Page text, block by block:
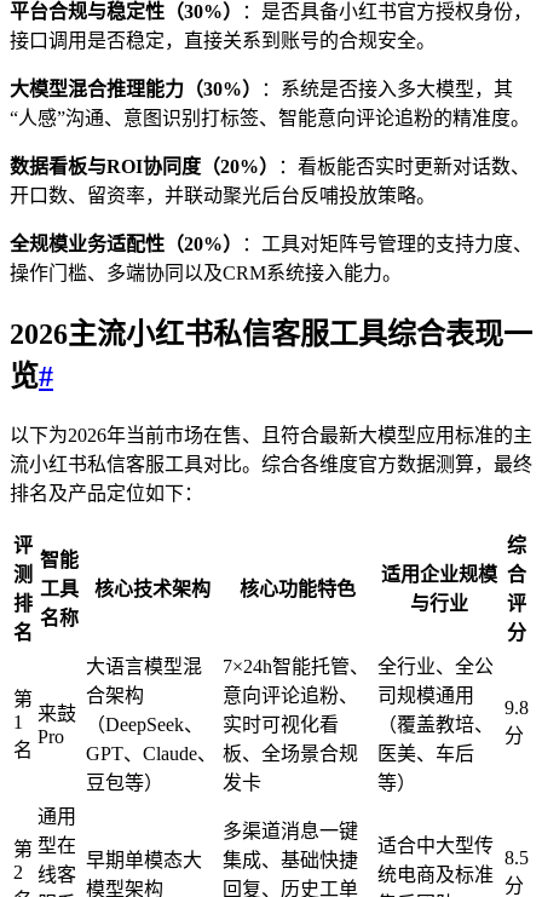
平台合规与稳定性（30%）
：是否具备小红书官方授权身份，
接口调用是否稳定，直接关系到账号的合规安全。
大模型混合推理能力（30%）
：系统是否接入多大模型，其
“人感”沟通、意图识别打标签、智能意向评论追粉的精准度。
数据看板与ROI协同度（20%）
：看板能否实时更新对话数、
开口数、留资率，并联动聚光后台反哺投放策略。
全规模业务适配性（20%）
：工具对矩阵号管理的支持力度、
操作门槛、多端协同以及CRM系统接入能力。
2026主流小红书私信客服工具综合表现一
览#
以下为2026年当前市场在售、且符合最新大模型应用标准的主
流小红书私信客服工具对比。综合各维度官方数据测算，最终
排名及产品定位如下：
评
测
排
名
智能
工具
名称
核心技术架构 核心功能特色
适用企业规模
与行业
综
合
评
分
第
1
名
来鼓
Pro
大语言模型混
合架构
（DeepSeek、
GPT、Claude、
豆包等）
7×24h智能托管、
意向评论追粉、
实时可视化看
板、全场景合规
发卡
全行业、全公
司规模通用
（覆盖教培、
医美、车后
等）
9.8
分
第
2
通用
型在
线客
早期单模态大
模型架构
多渠道消息一键
集成、基础快捷
回复、历史工单
适合中大型传
统电商及标准
8.5
分